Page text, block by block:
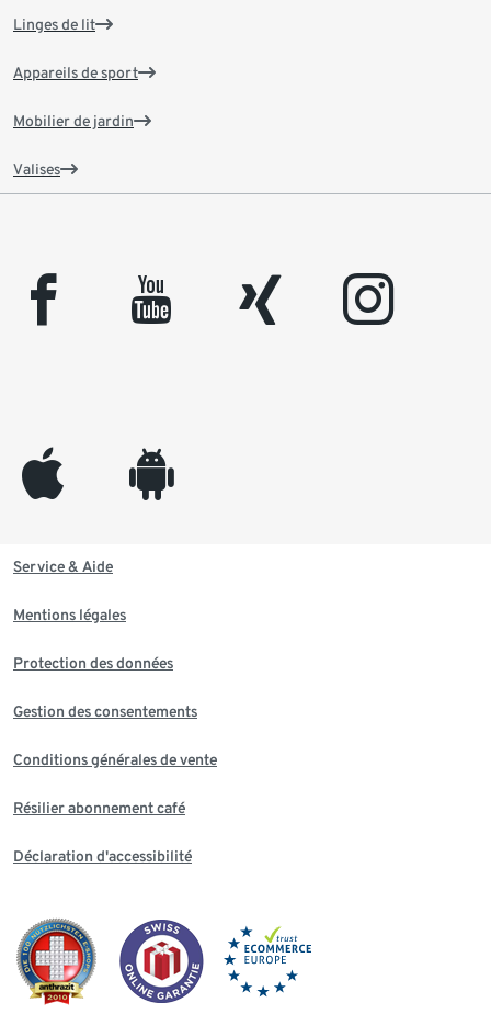
Linges de lit
Appareils de sport
Mobilier de jardin
Valises
facebook youtube xing instagram
appleinc android
Service & Aide
Mentions légales
Protection des données
Gestion des consentements
Conditions générales de vente
Résilier abonnement café
Déclaration d'accessibilité